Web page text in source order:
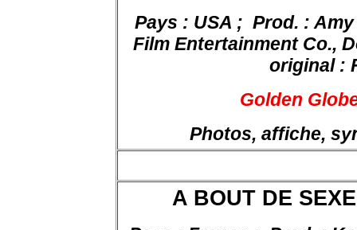
Pays : USA ; Prod. :
Film Entertainment Co.,
original :
Golden
Photos, affiche,
A BOUT DE